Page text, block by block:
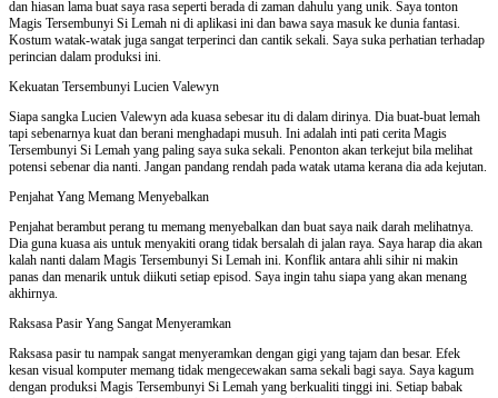
dan hiasan lama buat saya rasa seperti berada di zaman dahulu yang unik. Saya tonton
Magis Tersembunyi Si Lemah ni di aplikasi ini dan bawa saya masuk ke dunia fantasi.
Kostum watak-watak juga sangat terperinci dan cantik sekali. Saya suka perhatian terhadap
perincian dalam produksi ini.
Kekuatan Tersembunyi Lucien Valewyn
Siapa sangka Lucien Valewyn ada kuasa sebesar itu di dalam dirinya. Dia buat-buat lemah
tapi sebenarnya kuat dan berani menghadapi musuh. Ini adalah inti pati cerita Magis
Tersembunyi Si Lemah yang paling saya suka sekali. Penonton akan terkejut bila melihat
potensi sebenar dia nanti. Jangan pandang rendah pada watak utama kerana dia ada kejutan.
Penjahat Yang Memang Menyebalkan
Penjahat berambut perang tu memang menyebalkan dan buat saya naik darah melihatnya.
Dia guna kuasa ais untuk menyakiti orang tidak bersalah di jalan raya. Saya harap dia akan
kalah nanti dalam Magis Tersembunyi Si Lemah ini. Konflik antara ahli sihir ni makin
panas dan menarik untuk diikuti setiap episod. Saya ingin tahu siapa yang akan menang
akhirnya.
Raksasa Pasir Yang Sangat Menyeramkan
Raksasa pasir tu nampak sangat menyeramkan dengan gigi yang tajam dan besar. Efek
kesan visual komputer memang tidak mengecewakan sama sekali bagi saya. Saya kagum
dengan produksi Magis Tersembunyi Si Lemah yang berkualiti tinggi ini. Setiap babak